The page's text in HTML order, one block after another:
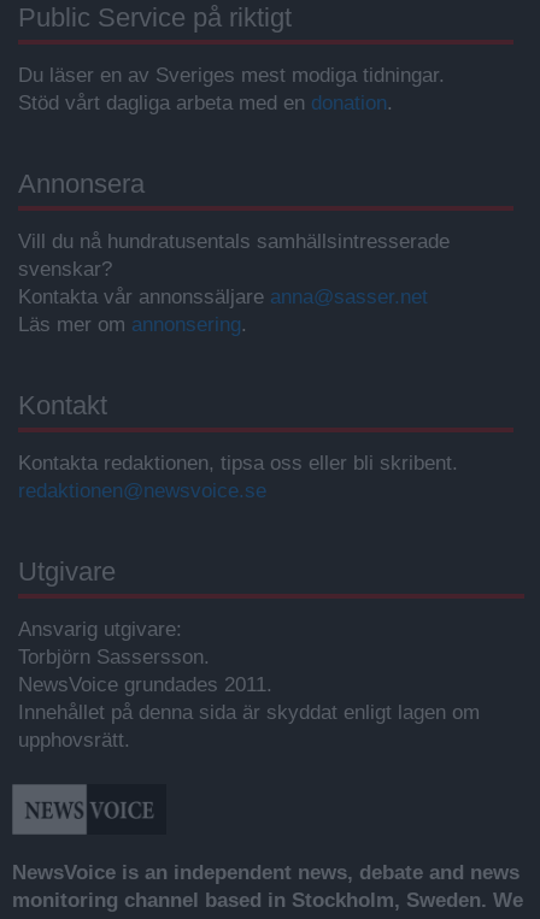
Public Service på riktigt
Du läser en av Sveriges mest modiga tidningar.
Stöd vårt dagliga arbeta med en donation.
Annonsera
Vill du nå hundratusentals samhällsintresserade
svenskar?
Kontakta vår annonssäljare anna@sasser.net
Läs mer om annonsering.
Kontakt
Kontakta redaktionen, tipsa oss eller bli skribent.
redaktionen@newsvoice.se
Utgivare
Ansvarig utgivare:
Torbjörn Sassersson.
NewsVoice grundades 2011.
Innehållet på denna sida är skyddat enligt lagen om
upphovsrätt.
NewsVoice is an independent news, debate and news
monitoring channel based in Stockholm, Sweden. We